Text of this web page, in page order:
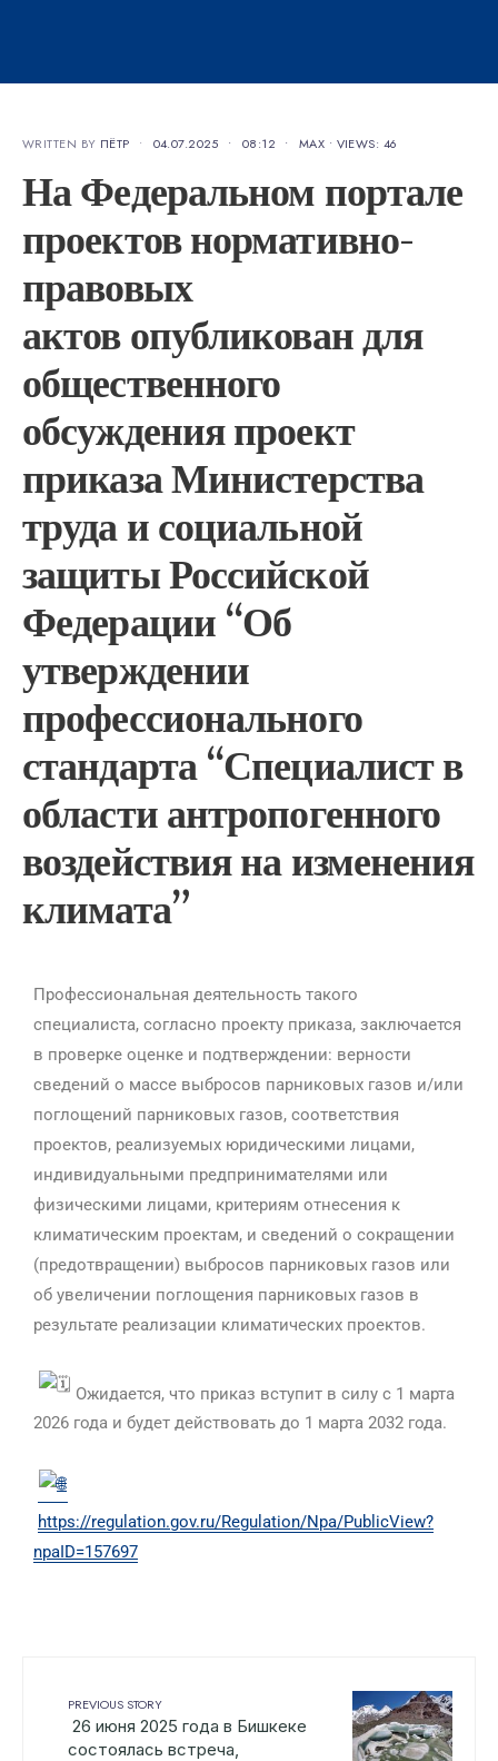
WRITTEN BY ПЁТР • 04.07.2025 • 08:12 • MAX • VIEWS: 46
На Федеральном портале
проектов нормативно-
правовых
актов опубликован для
общественного
обсуждения проект
приказа Министерства
труда и социальной
защиты Российской
Федерации “Об
утверждении
профессионального
стандарта “Специалист в
области антропогенного
воздействия на изменения
климата”
Профессиональная деятельность такого
специалиста, согласно проекту приказа, заключается
в проверке оценке и подтверждении: верности
сведений о массе выбросов парниковых газов и/или
поглощений парниковых газов, соответствия
проектов, реализуемых юридическими лицами,
индивидуальными предпринимателями или
физическими лицами, критериям отнесения к
климатическим проектам, и сведений о сокращении
(предотвращении) выбросов парниковых газов или
об увеличении поглощения парниковых газов в
результате реализации климатических проектов.
Ожидается, что приказ вступит в силу с 1 марта
2026 года и будет действовать до 1 марта 2032 года.
https://regulation.gov.ru/Regulation/Npa/PublicView?
npaID=157697
PREVIOUS STORY
26 июня 2025 года в Бишкеке
состоялась встреча,